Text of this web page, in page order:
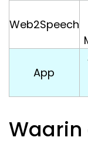
Web2Speech
App